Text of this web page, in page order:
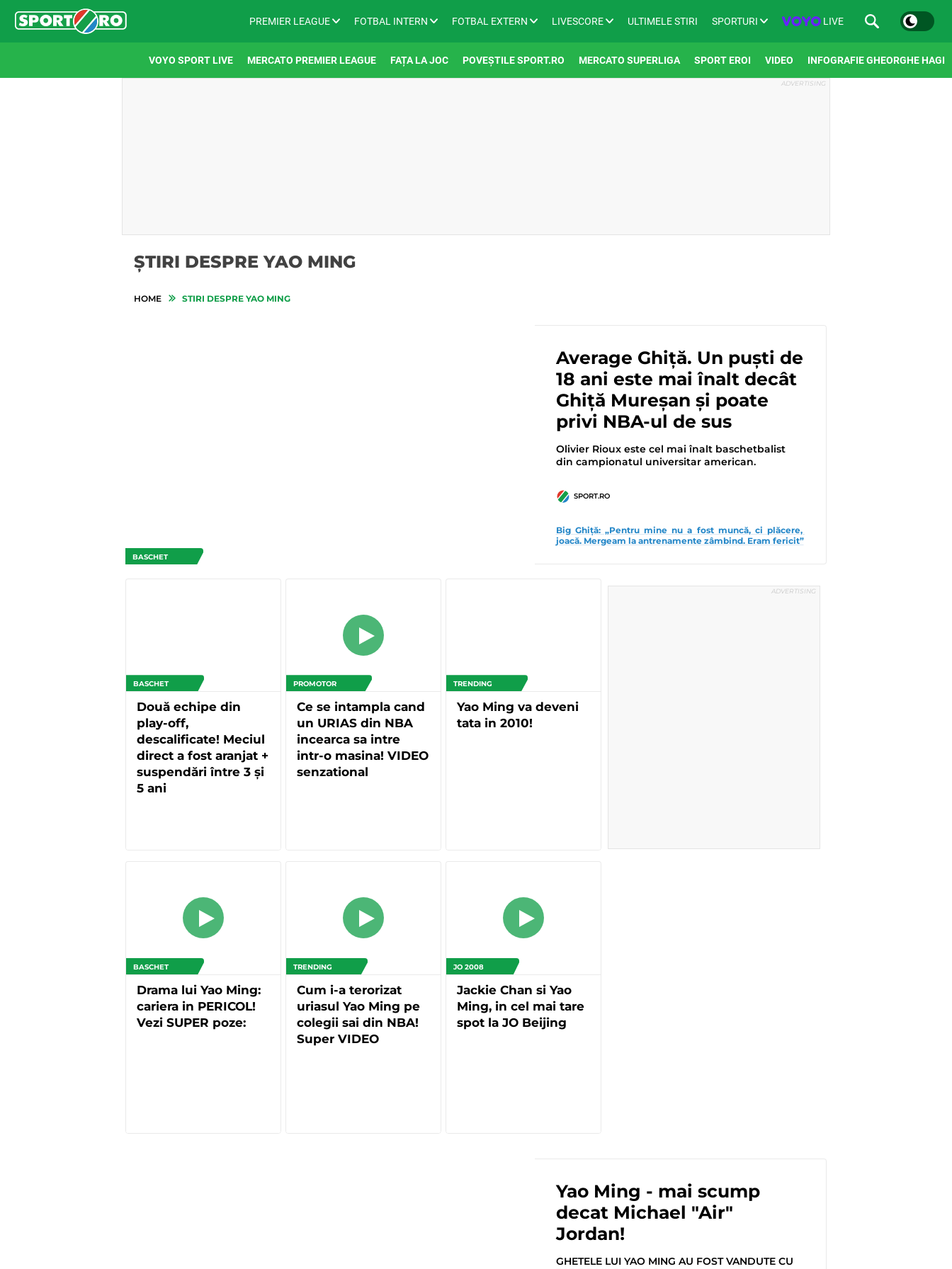
PREMIER LEAGUE FOTBAL INTERN FOTBAL EXTERN LIVESCORE ULTIMELE STIRI SPORTURI LIVE
VOYO SPORT LIVE MERCATO PREMIER LEAGUE FAȚA LA JOC POVEȘTILE SPORT.RO MERCATO SUPERLIGA SPORT EROI VIDEO INFOGRAFIE GHEORGHE HAGI
ȘTIRI DESPRE YAO MING
HOME STIRI DESPRE YAO MING
BASCHET
Average Ghiță. Un puști de
18 ani este mai înalt decât
Ghiță Mureșan și poate
privi NBA-ul de sus
Olivier Rioux este cel mai înalt baschetbalist
din campionatul universitar american.
SPORT.RO
Big Ghiță: „Pentru mine nu a fost muncă, ci plăcere,
joacă. Mergeam la antrenamente zâmbind. Eram fericit”
BASCHET
Două echipe din
play-off,
descalificate! Meciul
direct a fost aranjat +
suspendări între 3 și
5 ani
PROMOTOR
Ce se intampla cand
un URIAS din NBA
incearca sa intre
intr-o masina! VIDEO
senzational
TRENDING
Yao Ming va deveni
tata in 2010!
BASCHET
Drama lui Yao Ming:
cariera in PERICOL!
Vezi SUPER poze:
TRENDING
Cum i-a terorizat
uriasul Yao Ming pe
colegii sai din NBA!
Super VIDEO
JO 2008
Jackie Chan si Yao
Ming, in cel mai tare
spot la JO Beijing
Yao Ming - mai scump
decat Michael "Air"
Jordan!
GHETELE LUI YAO MING AU FOST VANDUTE CU